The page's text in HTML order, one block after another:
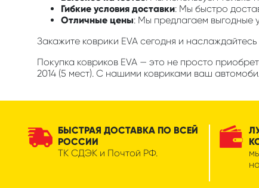
Гибкие условия доставки: Мы быстро
Отличные цены: Мы предлагаем выгодные
Закажите коврики EVA сегодня и
Покупка ковриков EVA — это не просто
2014 (5 мест). С нашими ковриками ваш
БЫСТРАЯ ДОСТАВКА ПО ВСЕЙ
РОССИИ
ТК СДЭК и Почтой РФ.